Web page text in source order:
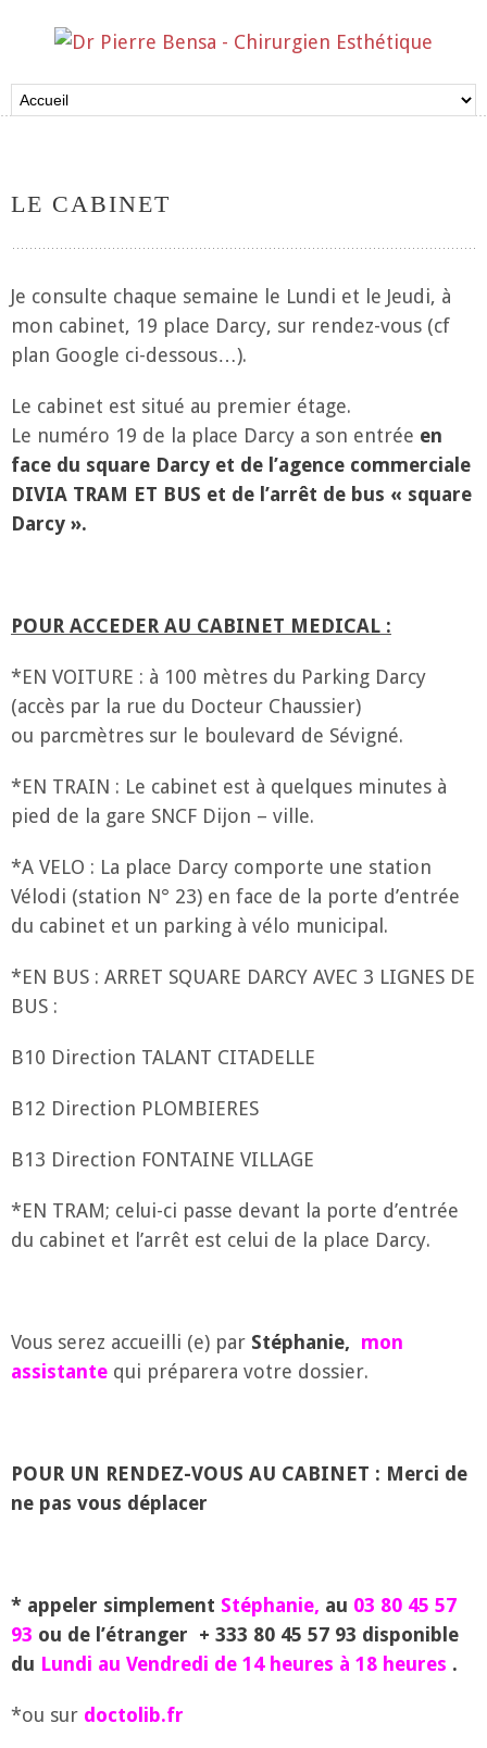
LE CABINET
Je consulte chaque semaine le Lundi et le Jeudi, à
mon cabinet, 19 place Darcy, sur rendez-vous (cf
plan Google ci-dessous…).
Le cabinet est situé au premier étage.
Le numéro 19 de la place Darcy a son entrée en
face du square Darcy et de l’agence commerciale
DIVIA TRAM ET BUS et de l’arrêt de bus « square
Darcy ».
POUR ACCEDER AU CABINET MEDICAL :
*EN VOITURE : à 100 mètres du Parking Darcy
(accès par la rue du Docteur Chaussier)
ou parcmètres sur le boulevard de Sévigné.
*EN TRAIN : Le cabinet est à quelques minutes à
pied de la gare SNCF Dijon – ville.
*A VELO : La place Darcy comporte une station
Vélodi (station N° 23) en face de la porte d’entrée
du cabinet et un parking à vélo municipal.
*EN BUS : ARRET SQUARE DARCY AVEC 3 LIGNES DE
BUS :
B10 Direction TALANT CITADELLE
B12 Direction PLOMBIERES
B13 Direction FONTAINE VILLAGE
*EN TRAM; celui-ci passe devant la porte d’entrée
du cabinet et l’arrêt est celui de la place Darcy.
Vous serez accueilli (e) par Stéphanie, mon
assistante qui préparera votre dossier.
POUR UN RENDEZ-VOUS AU CABINET : Merci de
ne pas vous déplacer
* appeler simplement Stéphanie, au 03 80 45 57
93 ou de l’étranger + 333 80 45 57 93 disponible
du Lundi au Vendredi de 14 heures à 18 heures .
*ou sur doctolib.fr